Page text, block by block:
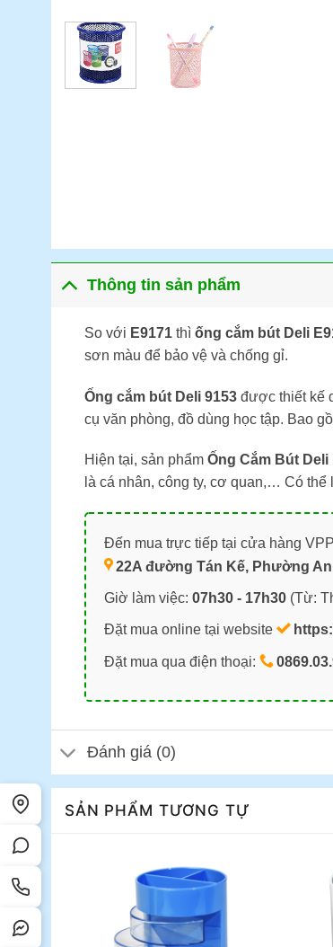
Thông tin sản phẩm
So với E9171thì ống cắm bút Deli
sơn màu để bảo vệ và chống gỉ.
Ống cắm bút Deli 9153được thiết kế
cụ văn phòng, đồ dùng học tập. Bao
Hiện tại, sản phẩm Ống Cắm Bút Deli
là cá nhân, công ty, cơ quan,… Có
Đến mua trực tiếp tại cửa hàng
22A đường Tán Kế, Phường
Giờ làm việc: 07h30 - 17h30(Từ:
Đặt mua online tại website
Đặt mua qua điện thoại:
Đánh giá (0)
SẢN PHẨM TƯƠNG TỰ